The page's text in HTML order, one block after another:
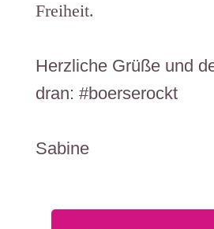
Freiheit.
Herzliche Grüße und
dran: #boerserockt
Sabine